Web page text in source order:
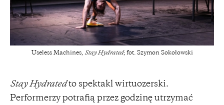
Useless Machines, Stay Hydrated; fot. Szymon Sokołowski
Stay Hydratedto spektakl wirtuozerski.
Performerzy potrafią przez godzinę utrzymać